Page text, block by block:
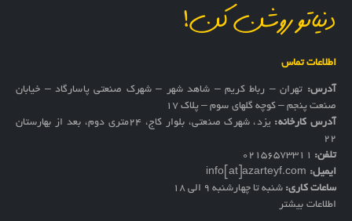
دنیاتو روشن کن!
اطلاعات تماس
آدرس: تهران – رباط کریم – شاهد شهر – شهرک صنعتی پاسارگاد – خیابان
صنعت پنجم – کوچه گلهای سوم – پلاک 17
آدرس کارخانه:
یزد، شهرک صنعتی، بلوار کاج، ۲۴متری دوم، بعد از بهارستان
۲۲
تلفن: 02156573311
ایمیل: info[at]azarteyf.com
ساعات کاری: شنبه تا چهارشنبه 9 الی 18
اطلاعات بیشتر